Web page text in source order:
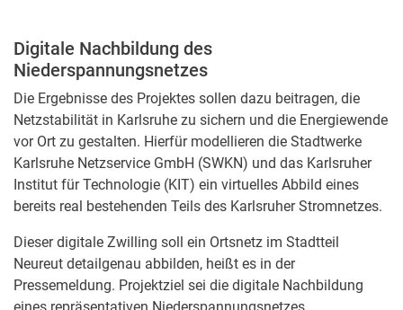
Digitale Nachbildung des
Niederspannungsnetzes
Die Ergebnisse des Projektes sollen dazu beitragen, die
Netzstabilität in Karlsruhe zu sichern und die Energiewende
vor Ort zu gestalten. Hierfür modellieren die Stadtwerke
Karlsruhe Netzservice GmbH (SWKN) und das Karlsruher
Institut für Technologie (KIT) ein virtuelles Abbild eines
bereits real bestehenden Teils des Karlsruher Stromnetzes.
Dieser digitale Zwilling soll ein Ortsnetz im Stadtteil
Neureut detailgenau abbilden, heißt es in der
Pressemeldung. Projektziel sei die digitale Nachbildung